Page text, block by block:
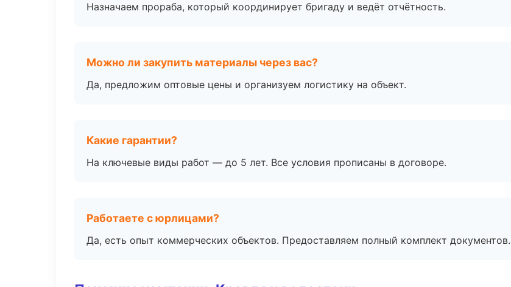
Назначаем прораба, который координирует бригаду и ведёт отчётность.
Можно ли закупить материалы через вас?
Да, предложим оптовые цены и организуем логистику на объект.
Какие гарантии?
На ключевые виды работ — до 5 лет. Все условия прописаны в договоре.
Работаете с юрлицами?
Да, есть опыт коммерческих объектов. Предоставляем полный комплект документов.